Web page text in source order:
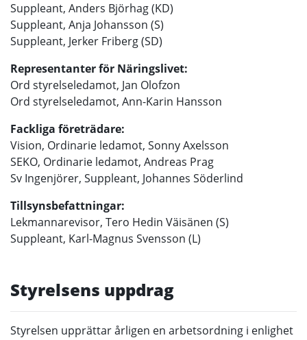
Suppleant, Anders Björhag (KD)
Suppleant, Anja Johansson (S)
Suppleant, Jerker Friberg (SD)
Representanter för Näringslivet:
Ord styrelseledamot, Jan Olofzon
Ord styrelseledamot, Ann-Karin Hansson
Fackliga företrädare:
Vision, Ordinarie ledamot, Sonny Axelsson
SEKO, Ordinarie ledamot, Andreas Prag
Sv Ingenjörer, Suppleant, Johannes Söderlind
Tillsynsbefattningar:
Lekmannarevisor, Tero Hedin Väisänen (S)
Suppleant, Karl-Magnus Svensson (L)
Styrelsens uppdrag
Styrelsen upprättar årligen en arbetsordning i enlighet